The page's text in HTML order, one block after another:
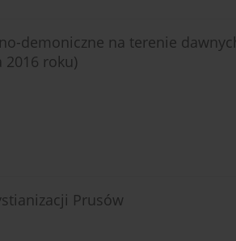
demoniczne na terenie
roku)
Prusów